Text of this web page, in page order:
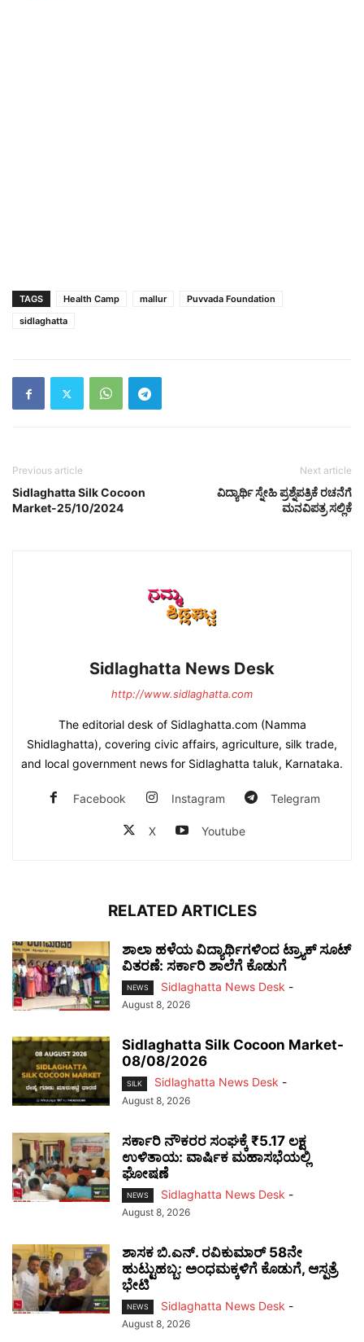
TAGS Health Camp mallur
Puvvada Foundation
sidlaghatta
Previous article
Sidlaghatta Silk Cocoon
Market-25/10/2024
Next article
ವಿದ್ಯಾರ್ಥಿ ಸ್ನೇಹಿ ಪ್ರಶ್ನೆಪತ್ರಿಕೆ ರಚನೆಗೆ
ಮನವಿಪತ್ರ ಸಲ್ಲಿಕೆ
Sidlaghatta News Desk
http://www.sidlaghatta.com
The editorial desk of Sidlaghatta.com (Namma
Shidlaghatta), covering civic affairs, agriculture, silk trade,
and local government news for Sidlaghatta taluk, Karnataka.
Facebook Instagram Telegram
X Youtube
RELATED ARTICLES
ಶಾಲಾ ಹಳೆಯ ವಿದ್ಯಾರ್ಥಿಗಳಿಂದ ಟ್ರ್ಯಾಕ್‌ ಸೂಟ್
ವಿತರಣೆ: ಸರ್ಕಾರಿ ಶಾಲೆಗೆ ಕೊಡುಗೆ
NEWS Sidlaghatta News Desk -
August 8, 2026
Sidlaghatta Silk Cocoon Market-
08/08/2026
SILK Sidlaghatta News Desk -
August 8, 2026
ಸರ್ಕಾರಿ ನೌಕರರ ಸಂಘಕ್ಕೆ ₹5.17 ಲಕ್ಷ
ಉಳಿತಾಯ: ವಾರ್ಷಿಕ ಮಹಾಸಭೆಯಲ್ಲಿ
ಘೋಷಣೆ
NEWS Sidlaghatta News Desk -
August 8, 2026
ಶಾಸಕ ಬಿ.ಎನ್. ರವಿಕುಮಾರ್ 58ನೇ
ಹುಟ್ಟುಹಬ್ಬ: ಅಂಧಮಕ್ಕಳಿಗೆ ಕೊಡುಗೆ, ಆಸ್ಪತ್ರೆ
ಭೇಟಿ
NEWS Sidlaghatta News Desk -
August 8, 2026